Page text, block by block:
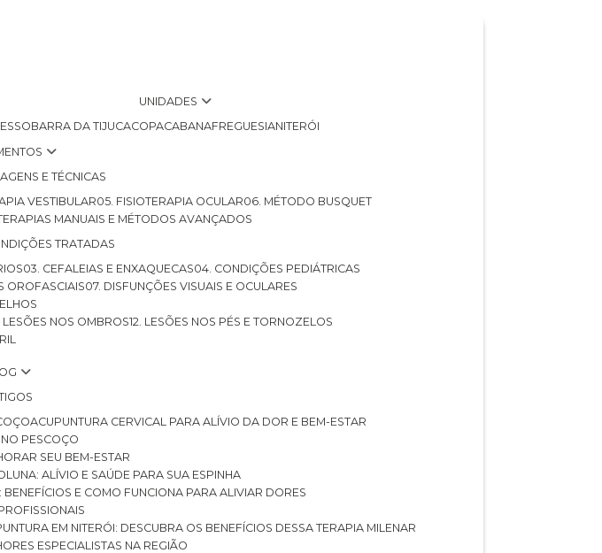
UNIDADES
BARRA DA TIJUCA
COPACABANA FREGUESIA
NITERÓI
E TÉCNICAS
VESTIBULAR 05. FISIOTERAPIA OCULAR
06. MÉTODO BUSQUET
MANUAIS E MÉTODOS AVANÇADOS
TRATADAS
03. CEFALEIAS E ENXAQUECAS
04. CONDIÇÕES PEDIÁTRICAS
OROFASCIAIS
07. DISFUNÇÕES VISUAIS E OCULARES
LESÕES NOS OMBROS 12. LESÕES NOS PÉS E TORNOZELOS
ACUPUNTURA CERVICAL PARA ALÍVIO DA DOR E BEM-ESTAR
PESCOÇO
SEU BEM-ESTAR
ALÍVIO E SAÚDE PARA SUA ESPINHA
BENEFÍCIOS E COMO FUNCIONA PARA ALIVIAR DORES
EM NITERÓI: DESCUBRA OS BENEFÍCIOS DESSA TERAPIA MILENAR
ESPECIALISTAS NA REGIÃO